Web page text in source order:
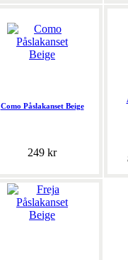
Como Påslakanset Beige
249 kr